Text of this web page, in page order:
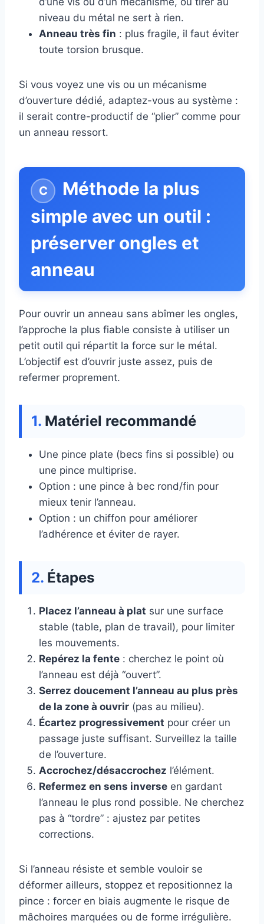
niveau du métal ne sert à rien.
Anneau très fin : plus fragile, il faut éviter
toute torsion brusque.
Si vous voyez une vis ou un mécanisme
d’ouverture dédié, adaptez-vous au système :
il serait contre-productif de “plier” comme pour
un anneau ressort.
Méthode la plus
simple avec un outil :
préserver ongles et
anneau
Pour ouvrir un anneau sans abîmer les ongles,
l’approche la plus fiable consiste à utiliser un
petit outil qui répartit la force sur le métal.
L’objectif est d’ouvrir juste assez, puis de
refermer proprement.
Matériel recommandé
Une pince plate (becs fins si possible) ou
une pince multiprise.
Option : une pince à bec rond/fin pour
mieux tenir l’anneau.
Option : un chiffon pour améliorer
l’adhérence et éviter de rayer.
Étapes
Placez l’anneau à plat sur une surface
stable (table, plan de travail), pour limiter
les mouvements.
Repérez la fente : cherchez le point où
l’anneau est déjà “ouvert”.
Serrez doucement l’anneau au plus près
de la zone à ouvrir (pas au milieu).
Écartez progressivement pour créer un
passage juste suffisant. Surveillez la taille
de l’ouverture.
Accrochez/désaccrochez l’élément.
Refermez en sens inverse en gardant
l’anneau le plus rond possible. Ne cherchez
pas à “tordre” : ajustez par petites
corrections.
Si l’anneau résiste et semble vouloir se
déformer ailleurs, stoppez et repositionnez la
pince : forcer en biais augmente le risque de
mâchoires marquées ou de forme irrégulière.